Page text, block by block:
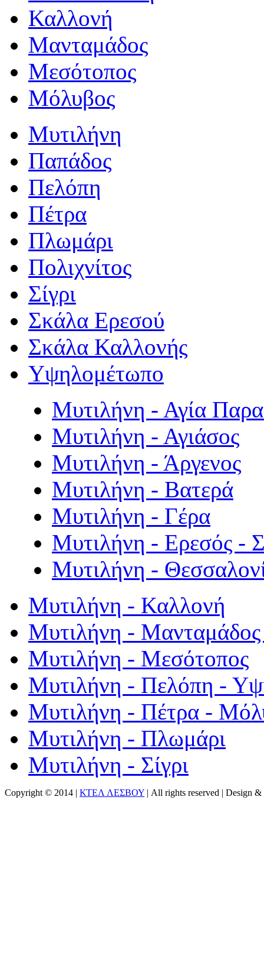
Καλλονή
Μανταμάδος
Μεσότοπος
Μόλυβος
Μυτιλήνη
Παπάδος
Πελόπη
Πέτρα
Πλωμάρι
Πολιχνίτος
Σίγρι
Σκάλα Ερεσού
Σκάλα Καλλονής
Υψηλομέτωπο
Μυτιλήνη - Αγία
Μυτιλήνη - Αγιάσος
Μυτιλήνη - Άργενος
Μυτιλήνη - Βατερά
Μυτιλήνη - Γέρα
Μυτιλήνη - Ερεσός -
Μυτιλήνη -
Μυτιλήνη - Καλλονή
Μυτιλήνη - Μανταμάδος
Μυτιλήνη - Μεσότοπος
Μυτιλήνη - Πελόπη -
Μυτιλήνη - Πέτρα -
Μυτιλήνη - Πλωμάρι
Μυτιλήνη - Σίγρι
Copyright © 2014 | ΚΤΕΛ ΛΕΣΒΟΥ | All rights reserved | Design &